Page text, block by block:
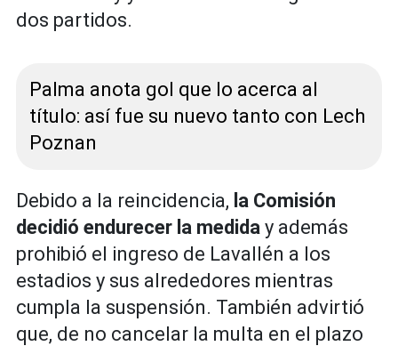
dos partidos.
Palma anota gol que lo acerca al
título: así fue su nuevo tanto con Lech
Poznan
Debido a la reincidencia, la Comisión
decidió endurecer la medida y además
prohibió el ingreso de Lavallén a los
estadios y sus alrededores mientras
cumpla la suspensión. También advirtió
que, de no cancelar la multa en el plazo